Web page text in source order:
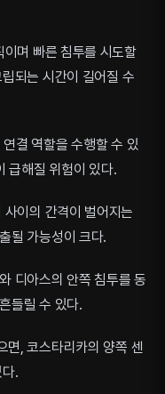
며 빠른 침투를 시도할
되는 시간이 길어질 수
결 역할을 수행할 수 있
급해질 위험이 있다.
이의 간격이 벌어지는
될 가능성이 크다.
디아스의 안쪽 침투를 동
들릴 수 있다.
면, 코스타리카의 양쪽 센
.